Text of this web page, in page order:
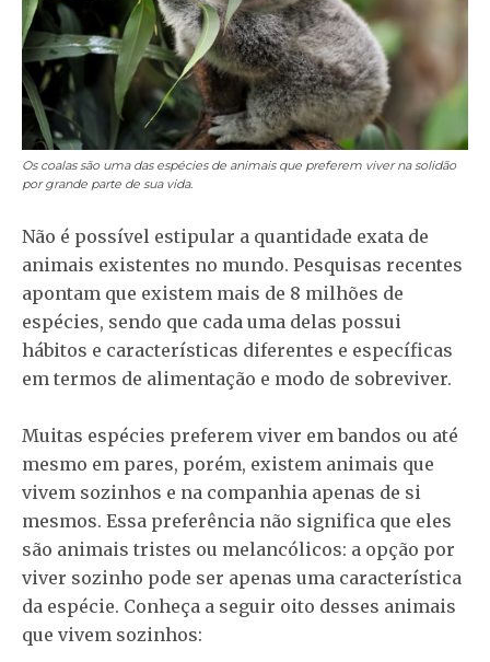
Os coalas são uma das espécies de animais que preferem viver na solidão
por grande parte de sua vida.
Não é possível estipular a quantidade exata de
animais existentes no mundo. Pesquisas recentes
apontam que existem mais de 8 milhões de
espécies, sendo que cada uma delas possui
hábitos e características diferentes e específicas
em termos de alimentação e modo de sobreviver.
Muitas espécies preferem viver em bandos ou até
mesmo em pares, porém, existem animais que
vivem sozinhos e na companhia apenas de si
mesmos. Essa preferência não significa que eles
são animais tristes ou melancólicos: a opção por
viver sozinho pode ser apenas uma característica
da espécie. Conheça a seguir oito desses animais
que vivem sozinhos: